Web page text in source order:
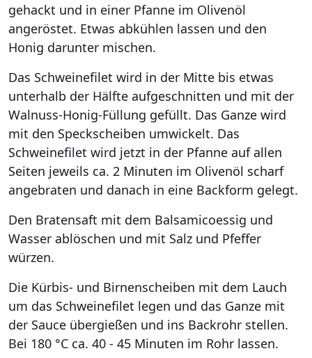
gehackt und in einer Pfanne im Olivenöl
angeröstet. Etwas abkühlen lassen und den
Honig darunter mischen.
Das Schweinefilet wird in der Mitte bis etwas
unterhalb der Hälfte aufgeschnitten und mit der
Walnuss-Honig-Füllung gefüllt. Das Ganze wird
mit den Speckscheiben umwickelt. Das
Schweinefilet wird jetzt in der Pfanne auf allen
Seiten jeweils ca. 2 Minuten im Olivenöl scharf
angebraten und danach in eine Backform gelegt.
Den Bratensaft mit dem Balsamicoessig und
Wasser ablöschen und mit Salz und Pfeffer
würzen.
Die Kürbis- und Birnenscheiben mit dem Lauch
um das Schweinefilet legen und das Ganze mit
der Sauce übergießen und ins Backrohr stellen.
Bei 180 °C ca. 40 - 45 Minuten im Rohr lassen.